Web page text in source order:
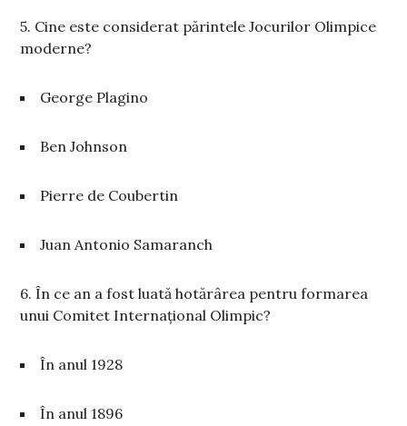
5. Cine este considerat părintele Jocurilor Olimpice
moderne?
George Plagino
Ben Johnson
Pierre de Coubertin
Juan Antonio Samaranch
6. În ce an a fost luată hotărârea pentru formarea
unui Comitet Internațional Olimpic?
În anul 1928
În anul 1896